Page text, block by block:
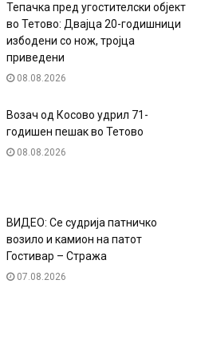
Тепачка пред угостителски објект
во Тетово: Двајца 20-годишници
избодени со нож, тројца
приведени
08.08.2026
Возач од Косово удрил 71-
годишен пешак во Тетово
08.08.2026
ВИДЕО: Се судрија патничко
возило и камион на патот
Гостивар – Стража
07.08.2026